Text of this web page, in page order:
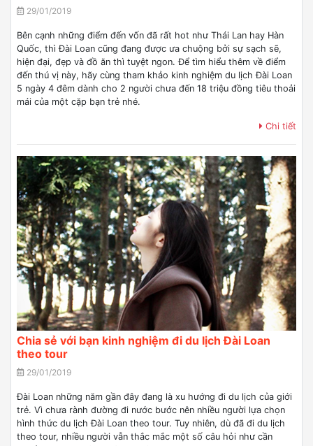
29/01/2019
Bên cạnh những điểm đến vốn đã rất hot như Thái Lan hay Hàn
Quốc, thì Đài Loan cũng đang được ưa chuộng bởi sự sạch sẽ,
hiện đại, đẹp và đồ ăn thì tuyệt ngon. Để tìm hiểu thêm về điểm
đến thú vị này, hãy cùng tham khảo kinh nghiệm du lịch Đài Loan
5 ngày 4 đêm dành cho 2 người chưa đến 18 triệu đồng tiêu thoải
mái của một cặp bạn trẻ nhé.
Chi tiết
Chia sẻ với bạn kinh nghiệm đi du lịch Đài Loan
theo tour
29/01/2019
Đài Loan những năm gần đây đang là xu hướng đi du lịch của giới
trẻ. Vì chưa rành đường đi nước bước nên nhiều người lựa chọn
hình thức du lịch Đài Loan theo tour. Tuy nhiên, dù đã đi du lịch
theo tour, nhiều người vẫn thắc mắc một số câu hỏi như cần